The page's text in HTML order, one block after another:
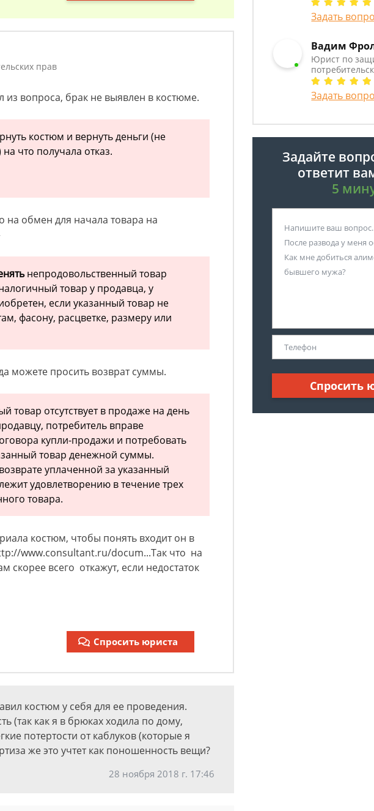
прав
из вопроса, брак не выявлен в костюме.
костюм и вернуть деньги (не
что получала отказ.
на обмен для начала товара на
непродовольственный товар
товар у продавца, у
если указанный товар не
фасону, расцветке, размеру или
можете просить возврат суммы.
товар отсутствует в продаже на день
потребитель вправе
купли-продажи и потребовать
товар денежной суммы.
уплаченной за указанный
удовлетворению в течение трех
товара.
костюм, чтобы понять входит он в
www.consultant.ru/docum...Так что на
скорее всего откажут, если недостаток
Спросить юриста
костюм у себя для ее проведения.
(так как я в брюках ходила по дому,
потертости от каблуков (которые я
же это учтет как поношенность вещи?
28 ноября 2018 г. 17:46
Задать
Вадим
Юрист по
Задать
Задайте
ответит
5
Спросить